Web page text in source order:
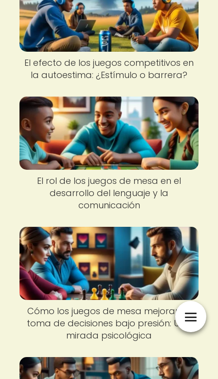
El efecto de los juegos competitivos en
la autoestima: ¿Estímulo o barrera?
El rol de los juegos de mesa en el
desarrollo del lenguaje y la
comunicación
Cómo los juegos de mesa mejoran la
toma de decisiones bajo presión: Una
mirada psicológica